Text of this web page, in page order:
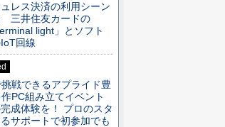
レス決済の利用シーン
三井住友カードの
light」とソフト
回線
戦できるアプライド豊
PC組み立てイベント
成体験を！ プロのスタ
サポートで初参加でも